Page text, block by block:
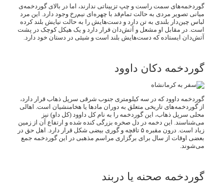
گوردخمه‌های سمت راست و چپ تزییناتی ندارند، اما در بالای گوردخمه‌ی
میانی تصویر مردی به حالت تمام‌قد با چهره‌ای نیم‌رخ وجود دارد. این مرد
لباس چین‌دار بلندی به تن دارد و دست‌هایش را به حالت نیایش بلند کرده
است. در مقابل او مشعل و آتش‌دان قرار دارد و یک هیکل کوچک در پشت
آتش‌دان ایستاده که دست‌هایش بلند است و شیئی در دستان خود دارد.
گوردخمه دکان داوود
گوردخمه داوود که در سه کیلومتری جنوب شرقی سرپل ذهاب قرار دارد،
از گوردخمه‌های تاریخی متعلق به دوران مادها یا هخامنشیان است. اهالی
محلی سرپل ذهاب، این گوردخمه را به نام کل داوود (کل داو) نیز
می‌شناسند. این دخمه در دل صخره بزرگی کنده شده و ارتفاع آن از زمین
زیاد است. درون مقبره ۵ تاقچه و گوری بیضی شکل قرار دارد. اهل حق در
بعضی اوقات از سال برای برگزاری مراسم مذهبی در این گوردخمه جمع
می‌شوند.
گوردخمه صحنه یا دربند